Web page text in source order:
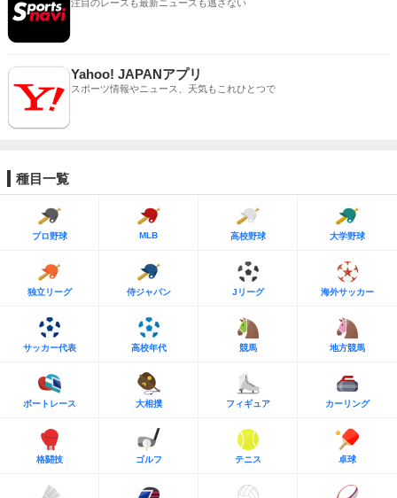
注目のレースも最新ニュースも逃さない
Yahoo! JAPANアプリ
スポーツ情報やニュース、天気もこれひとつで
種目一覧
プロ野球 MLB 高校野球 大学野球
独立リーグ 侍ジャパン Jリーグ 海外サッカー
サッカー代表 高校年代 競馬 地方競馬
ボートレース 大相撲 フィギュア カーリング
格闘技 ゴルフ テニス 卓球